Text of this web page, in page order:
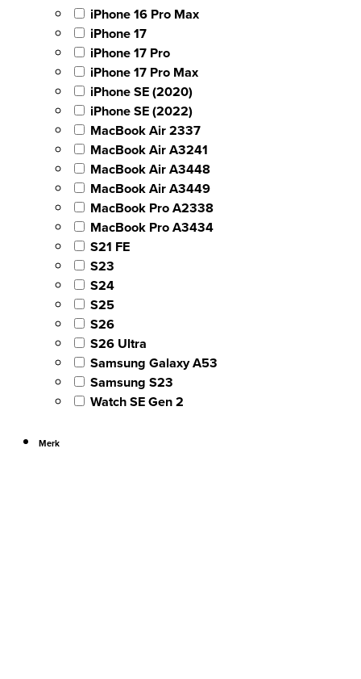
iPhone 16 Pro Max
iPhone 17
iPhone 17 Pro
iPhone 17 Pro Max
iPhone SE (2020)
iPhone SE (2022)
MacBook Air 2337
MacBook Air A3241
MacBook Air A3448
MacBook Air A3449
MacBook Pro A2338
MacBook Pro A3434
S21 FE
S23
S24
S25
S26
S26 Ultra
Samsung Galaxy A53
Samsung S23
Watch SE Gen 2
Merk